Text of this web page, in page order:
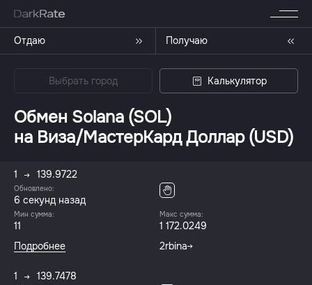
Отдаю Получаю
Выбрать город Калькулятор
Обмен Solana (SOL)
на Виза/МастерКард Доллар (USD)
1 139.9722
Обновлено:
7 секунд назад
Мин сумма:
11
Макс сумма:
1 172.0249
Подробнее
2rbina
1 139.7478